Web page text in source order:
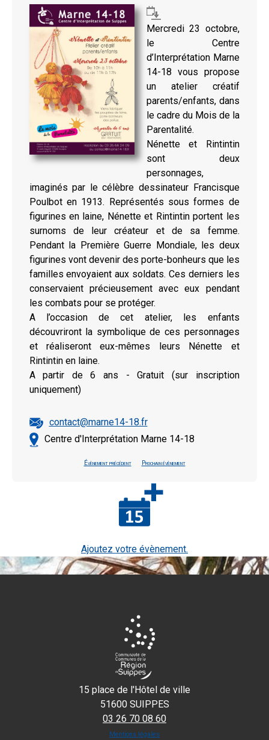
Mercredi 23 octobre,
le Centre
d’Interprétation Marne
14-18 vous propose
un atelier créatif
parents/enfants, dans
le cadre du Mois de la
Parentalité.
Nénette et Rintintin
sont deux
personnages,
imaginés par le célèbre dessinateur Francisque
Poulbot en 1913. Représentés sous formes de
figurines en laine, Nénette et Rintintin portent les
surnoms de leur créateur et de sa femme.
Pendant la Première Guerre Mondiale, les deux
figurines vont devenir des porte-bonheurs que les
familles envoyaient aux soldats. Ces derniers les
conservaient précieusement avec eux pendant
les combats pour se protéger.
A l’occasion de cet atelier, les enfants
découvriront la symbolique de ces personnages
et réaliseront eux-mêmes leurs Nénette et
Rintintin en laine.
A partir de 6 ans - Gratuit (sur inscription
uniquement)
contact@marne14-18.fr
Centre d'Interprétation Marne 14-18
Évènement précédent Prochain évènement
Ajoutez votre évènement.
15 place de l'Hôtel de ville
51600 SUIPPES
03 26 70 08 60
Mentions légales